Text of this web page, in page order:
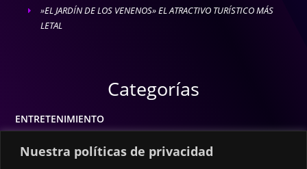
Nuestra políticas de privacidad
E
»EL JARDÍN DE LOS VENENOS» EL ATRACTIVO TURÍSTICO MÁS
LETAL
Categorías
ENTRETENIMIENTO